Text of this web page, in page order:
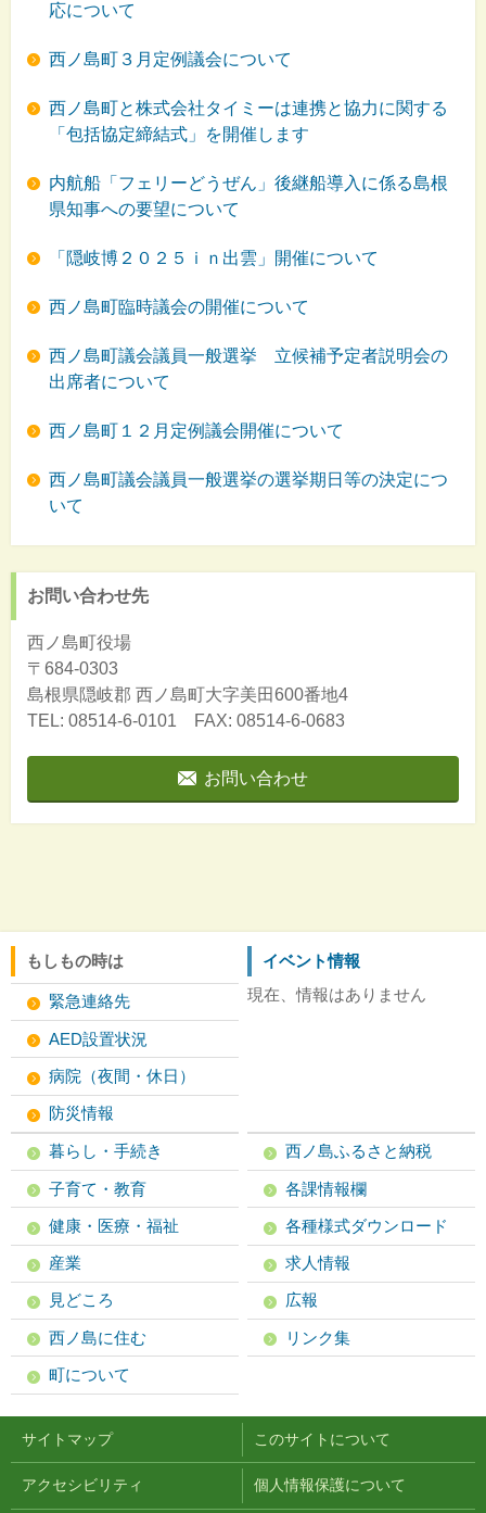
応について
西ノ島町３月定例議会について
西ノ島町と株式会社タイミーは連携と協力に関する
「包括協定締結式」を開催します
内航船「フェリーどうぜん」後継船導入に係る島根
県知事への要望について
「隠岐博２０２５ｉｎ出雲」開催について
西ノ島町臨時議会の開催について
西ノ島町議会議員一般選挙 立候補予定者説明会の
出席者について
西ノ島町１２月定例議会開催について
西ノ島町議会議員一般選挙の選挙期日等の決定につ
いて
お問い合わせ先
西ノ島町役場
〒684-0303
島根県隠岐郡 西ノ島町大字美田600番地4
TEL: 08514-6-0101 FAX: 08514-6-0683
お問い合わせ
もしもの時は
緊急連絡先
AED設置状況
病院（夜間・休日）
防災情報
イベント情報
現在、情報はありません
暮らし・手続き
子育て・教育
健康・医療・福祉
産業
見どころ
西ノ島に住む
町について
西ノ島ふるさと納税
各課情報欄
各種様式ダウンロード
求人情報
広報
リンク集
サイトマップ このサイトについて
アクセシビリティ 個人情報保護について